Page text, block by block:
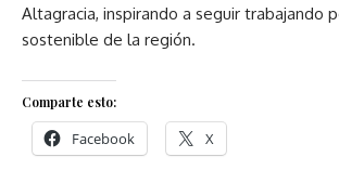
Altagracia, inspirando a seguir trabajando
sostenible de la región.
Comparte esto:
Facebook X